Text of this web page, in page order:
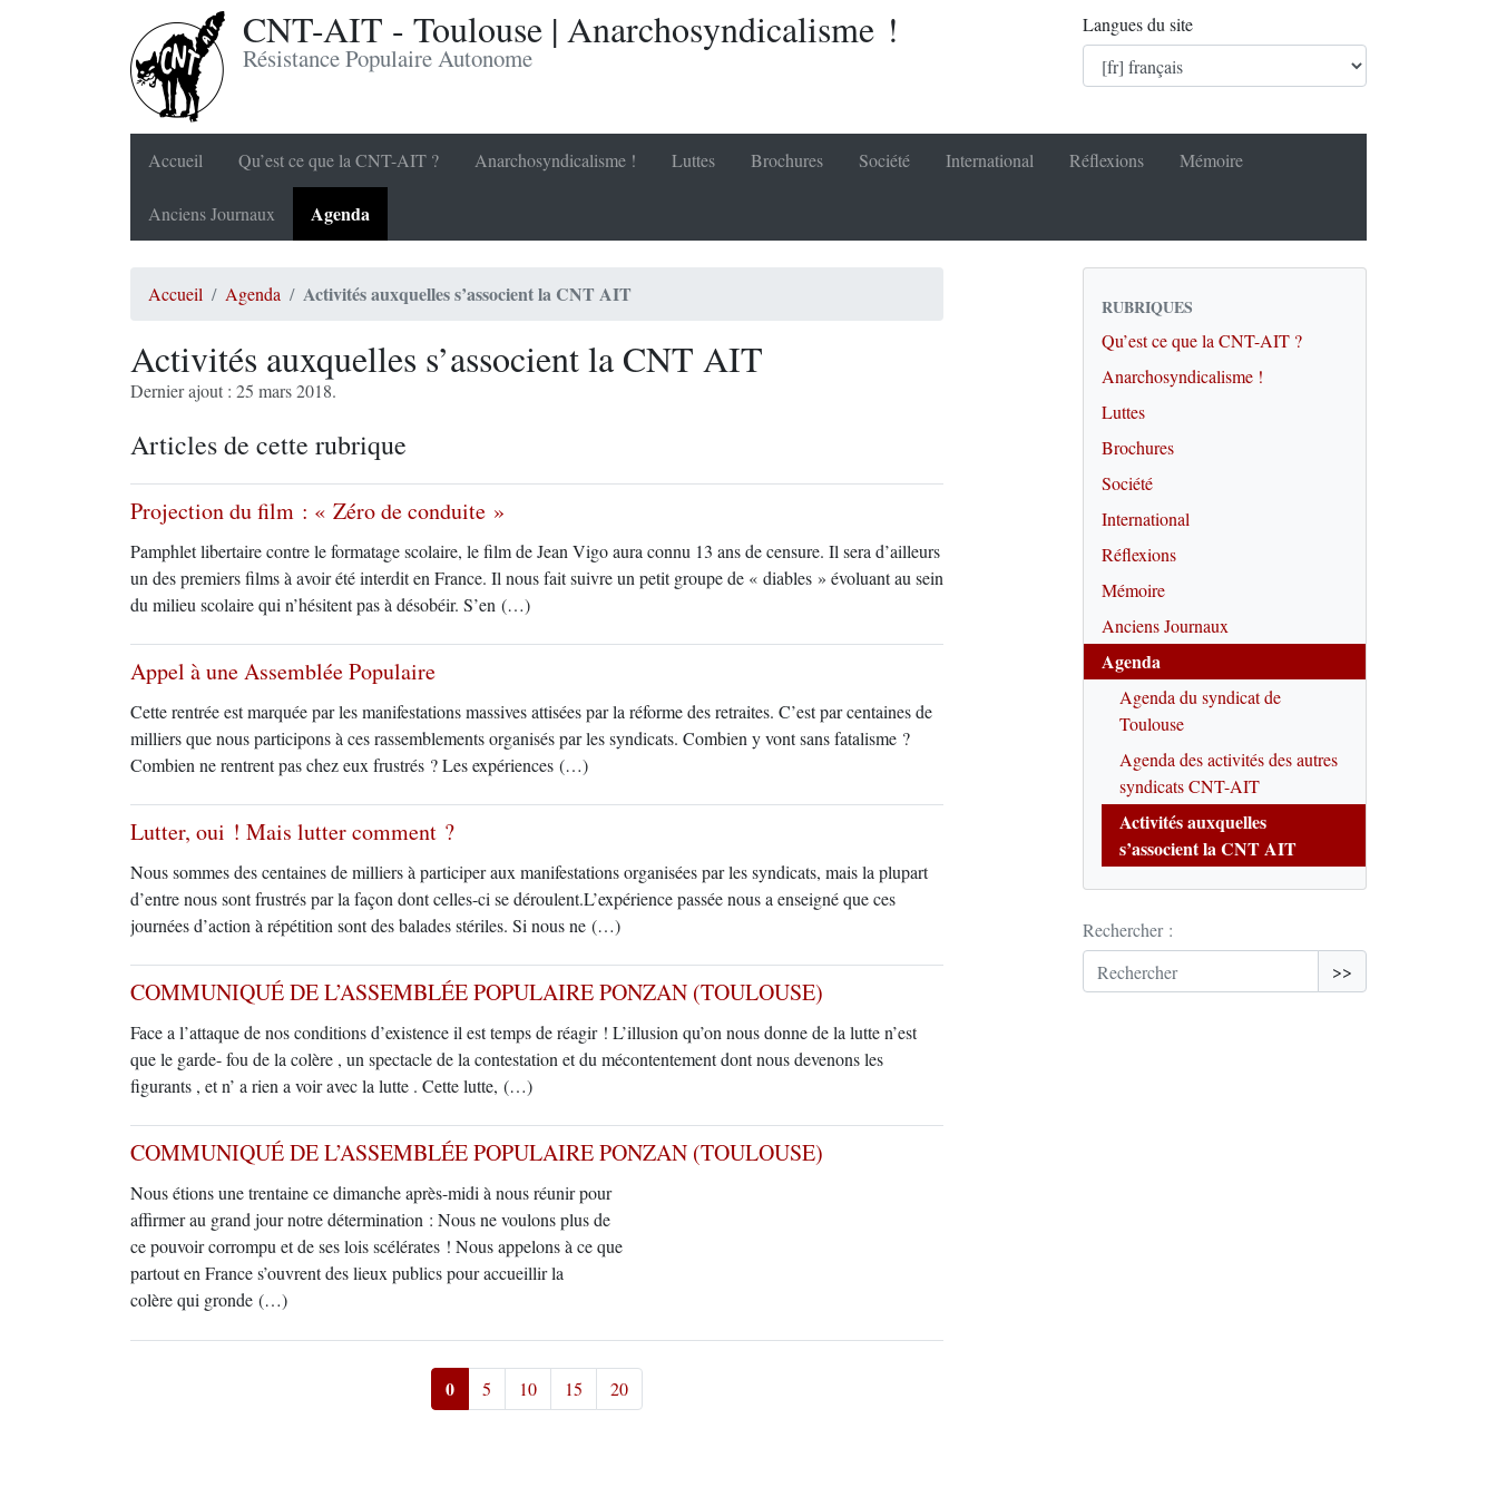
CNT-AIT - Toulouse | Anarchosyndicalisme !
Résistance Populaire Autonome
Langues du site
Accueil Qu’est ce que la CNT-AIT ? Anarchosyndicalisme ! Luttes Brochures Société International Réflexions Mémoire
Anciens Journaux Agenda
Accueil Agenda Activités auxquelles s’associent la CNT AIT
Activités auxquelles s’associent la CNT AIT
Dernier ajout : 25 mars 2018.
Articles de cette rubrique
Projection du film : « Zéro de conduite »
Pamphlet libertaire contre le formatage scolaire, le film de Jean Vigo aura connu 13 ans de censure. Il sera d’ailleurs
un des premiers films à avoir été interdit en France. Il nous fait suivre un petit groupe de « diables » évoluant au sein
du milieu scolaire qui n’hésitent pas à désobéir. S’en (…)
Appel à une Assemblée Populaire
Cette rentrée est marquée par les manifestations massives attisées par la réforme des retraites. C’est par centaines de
milliers que nous participons à ces rassemblements organisés par les syndicats. Combien y vont sans fatalisme ?
Combien ne rentrent pas chez eux frustrés ? Les expériences (…)
Lutter, oui ! Mais lutter comment ?
Nous sommes des centaines de milliers à participer aux manifestations organisées par les syndicats, mais la plupart
d’entre nous sont frustrés par la façon dont celles-ci se déroulent.L’expérience passée nous a enseigné que ces
journées d’action à répétition sont des balades stériles. Si nous ne (…)
COMMUNIQUÉ DE L’ASSEMBLÉE POPULAIRE PONZAN (TOULOUSE)
Face a l’attaque de nos conditions d’existence il est temps de réagir ! L’illusion qu’on nous donne de la lutte n’est
que le garde- fou de la colère , un spectacle de la contestation et du mécontentement dont nous devenons les
figurants , et n’ a rien a voir avec la lutte . Cette lutte, (…)
COMMUNIQUÉ DE L’ASSEMBLÉE POPULAIRE PONZAN (TOULOUSE)
Nous étions une trentaine ce dimanche après-midi à nous réunir pour
affirmer au grand jour notre détermination : Nous ne voulons plus de
ce pouvoir corrompu et de ses lois scélérates ! Nous appelons à ce que
partout en France s’ouvrent des lieux publics pour accueillir la
colère qui gronde (…)
0 5 10 15 20
RUBRIQUES
Qu’est ce que la CNT-AIT ?
Anarchosyndicalisme !
Luttes
Brochures
Société
International
Réflexions
Mémoire
Anciens Journaux
Agenda
Agenda du syndicat de
Toulouse
Agenda des activités des autres
syndicats CNT-AIT
Activités auxquelles
s’associent la CNT AIT
Rechercher :
>>